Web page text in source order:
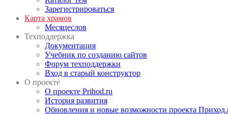
Зарегистрироваться
Карта храмов
Месяцеслов
Техподдержка
Документация
Учебник по созданию сайтов
Форум техподдержки
Вход в старый конструктор
О проекте
О проекте Prihod.ru
История развития
Обновления и новые возможности проекта